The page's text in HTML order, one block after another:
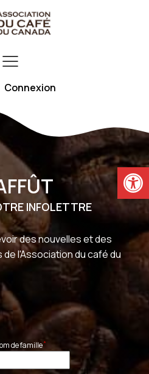
Ouvrir
Connexion
INFOLETTRE
des nouvelles et des
l'Association du café du
de famille*